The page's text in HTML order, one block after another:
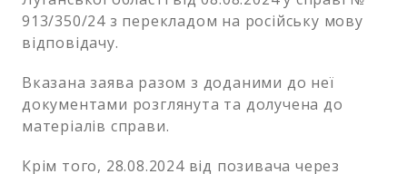
913/350/24 з перекладом на російську мову
відповідачу.
Вказана заява разом з доданими до неї
документами розглянута та долучена до
матеріалів справи.
Крім того, 28.08.2024 від позивача через